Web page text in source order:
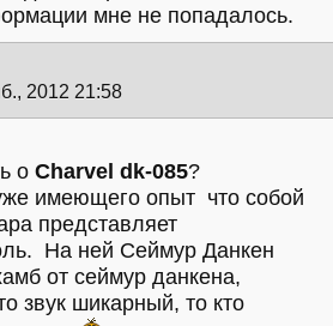
мне не попадалось.
2012 21:58
о Charvel dk-085?
имеющего опыт что собой
представляет
На ней Сеймур Данкен
от сеймур данкена,
звук шикарный, то кто